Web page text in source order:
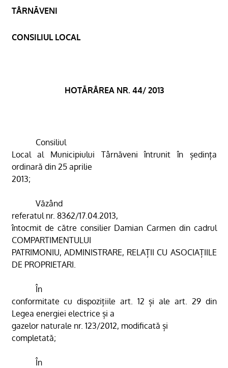
TÂRNĂVENI
CONSILIUL LOCAL
HOTĂRÂREA NR. 44/ 2013
Consiliul
Local al Municipiului Târnăveni întrunit în ședința
ordinară din 25 aprilie
2013;
Văzând
referatul nr. 8362/17.04.2013,
întocmit de către consilier Damian Carmen din cadrul
COMPARTIMENTULUI
PATRIMONIU, ADMINISTRARE, RELAȚII CU ASOCIAȚIILE
DE PROPRIETARI.
În
conformitate cu dispozițiile art. 12și ale art. 29 din
Legea energiei electrice și a
gazelor naturale nr. 123/2012, modificată și
completată;
În